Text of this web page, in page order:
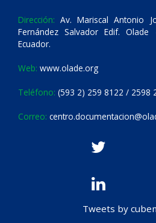
Dirección: Av. Mariscal Antonio
Fernández Salvador Edif.
Ecuador.
Web: www.olade.org
Teléfono: (593 2) 259 8122 / 2598
Correo:
Tweets by